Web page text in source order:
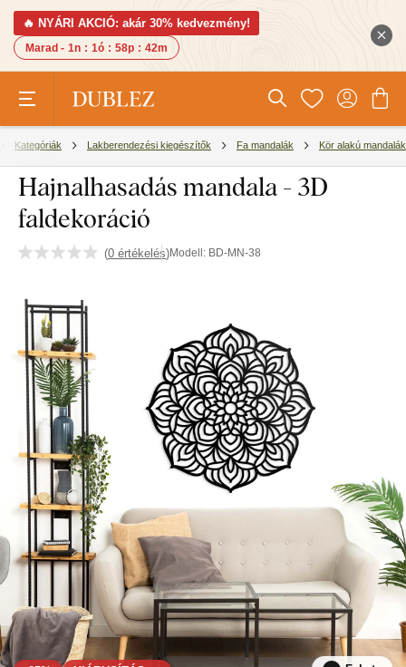
🔥 NYÁRI AKCIÓ: akár 30% kedvezmény!
Marad - 1n : 1ó : 58p : 41m
Kategóriák Lakberendezési kiegészítők Fa mandalák Kör alakú mandalák
Hajnalhasadás mandala - 3D
faldekoráció
(0 értékelés)Modell: BD-MN-38